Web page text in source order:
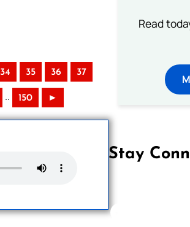
34 35 36 37
.. 150 ►
Read
Stay
Follow us on Facebook